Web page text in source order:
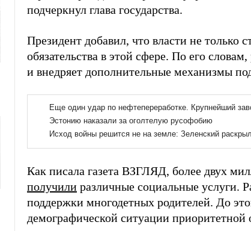
подчеркнул глава государства.
Президент добавил, что власти не только
обязательства в этой сфере. По его
и внедряет дополнительные механизмы
Как писала газета ВЗГЛЯД, более двух
получили различные социальные услуги.
поддержки многодетных родителей. До
демографической ситуации приоритетной